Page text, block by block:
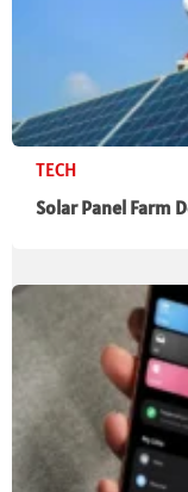
TECH
Solar Panel Farm